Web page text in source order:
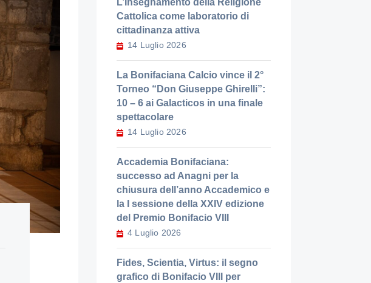
L’Insegnamento della Religione
Cattolica come laboratorio di
cittadinanza attiva
14 Luglio 2026
La Bonifaciana Calcio vince il 2°
Torneo “Don Giuseppe Ghirelli”:
10 – 6 ai Galacticos in una finale
spettacolare
14 Luglio 2026
Accademia Bonifaciana:
successo ad Anagni per la
chiusura dell’anno Accademico e
la I sessione della XXIV edizione
del Premio Bonifacio VIII
4 Luglio 2026
Fides, Scientia, Virtus: il segno
grafico di Bonifacio VIII per